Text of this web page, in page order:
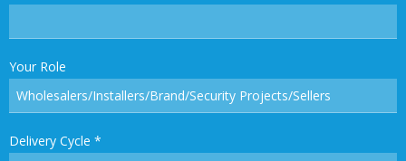
Your Role
Delivery Cycle *